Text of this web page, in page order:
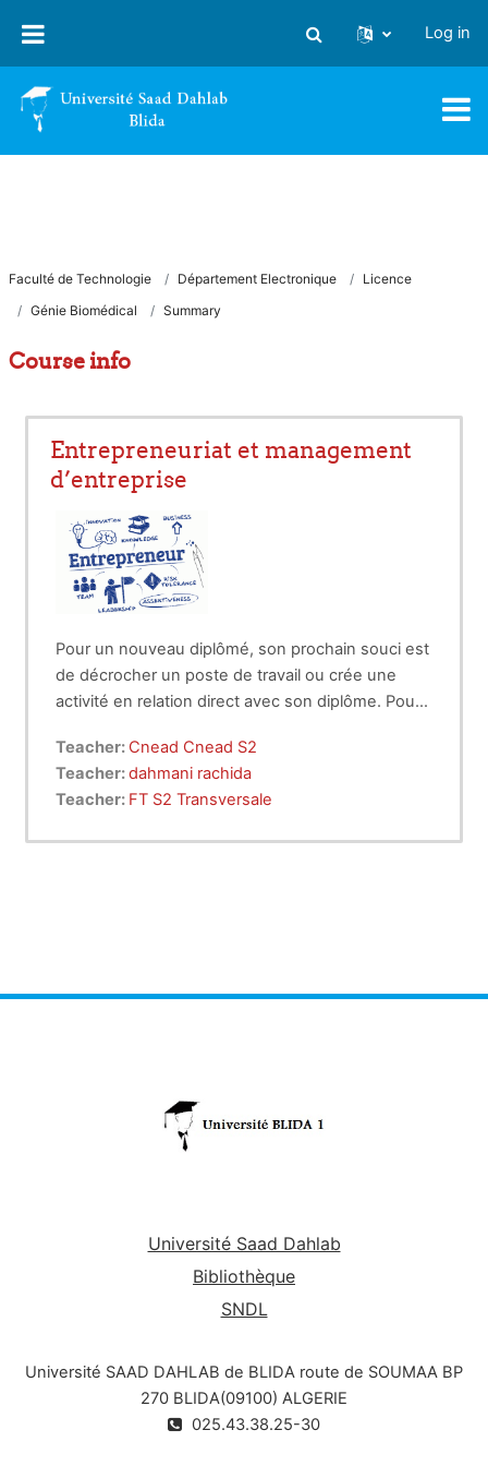
Toggle search input
Log in
Faculté de Technologie Département Electronique
Licence
Génie Biomédical
Summary
Course info
Entrepreneuriat et management
d’entreprise
Pour un nouveau diplômé, son prochain souci est
de décrocher un poste de travail ou crée une
activité en relation direct avec son diplôme. Pour
opérationnelle s’impose par : - La rédaction de la
lettre de motivation et du CV est d’une
importance capitale. Une bonne rédaction de ces
travail. - s’informer sur les filières de son métier et
Teacher: Cnead Cnead S2
Teacher:dahmani rachida
Teacher: FT S2 Transversale
Université Saad Dahlab
Bibliothèque
SNDL
Université SAAD DAHLAB de BLIDA route de SOUMAA BP
270 BLIDA(09100) ALGERIE
025.43.38.25-30